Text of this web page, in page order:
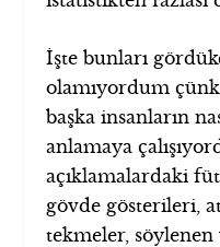
İşte bunları
olamıyordum
başka insanların
anlamaya
açıklamalardaki
gövde gösterileri,
tekmeler,